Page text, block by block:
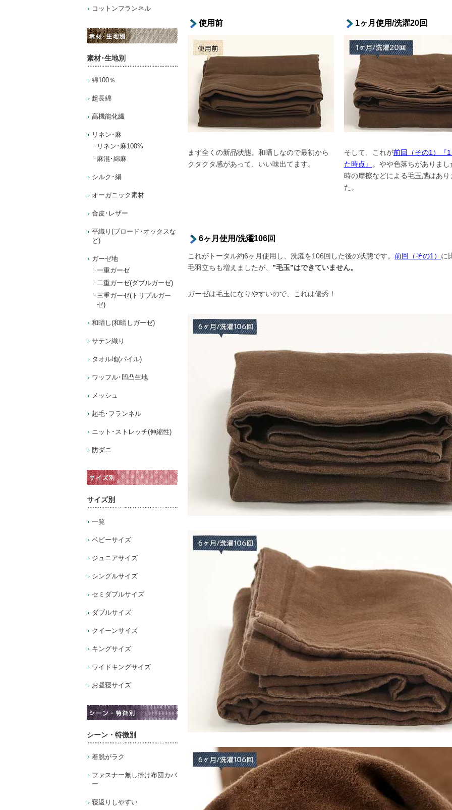
コットンフランネル
素材･生地別
綿100％
超長綿
高機能化繊
リネン･麻
リネン･麻100%
麻混･綿麻
シルク･絹
オーガニック素材
合皮･レザー
平織り(ブロード･オックスな
ど)
ガーゼ地
一重ガーゼ
二重ガーゼ(ダブルガーゼ)
三重ガーゼ(トリプルガー
ゼ)
和晒し(和晒しガーゼ)
サテン織り
タオル地(パイル)
ワッフル･凹凸生地
メッシュ
起毛･フランネル
ニット･ストレッチ(伸縮性)
防ダニ
サイズ別
一覧
ベビーサイズ
ジュニアサイズ
シングルサイズ
セミダブルサイズ
ダブルサイズ
クイーンサイズ
キングサイズ
ワイドキングサイズ
お昼寝サイズ
シーン・特徴別
着脱がラク
ファスナー無し掛け布団カバ
ー
寝返りしやすい
使用前
まず全くの新品状態。和晒しなので最初から
クタクタ感があって、いい味出てます。
1ヶ月使用/洗濯20回
そして、これが前回（その1）『
た時点』
。やや色落ちがありま
時の摩擦などによる毛玉感はあり
た。
6ヶ月使用/洗濯106回
これがトータル約6ヶ月使用し、洗濯を106回した後の状態です。 前回（その1） に
毛羽立ちも増えましたが、 ”毛玉”はできていません。
ガーゼは毛玉になりやすいので、これは優秀！